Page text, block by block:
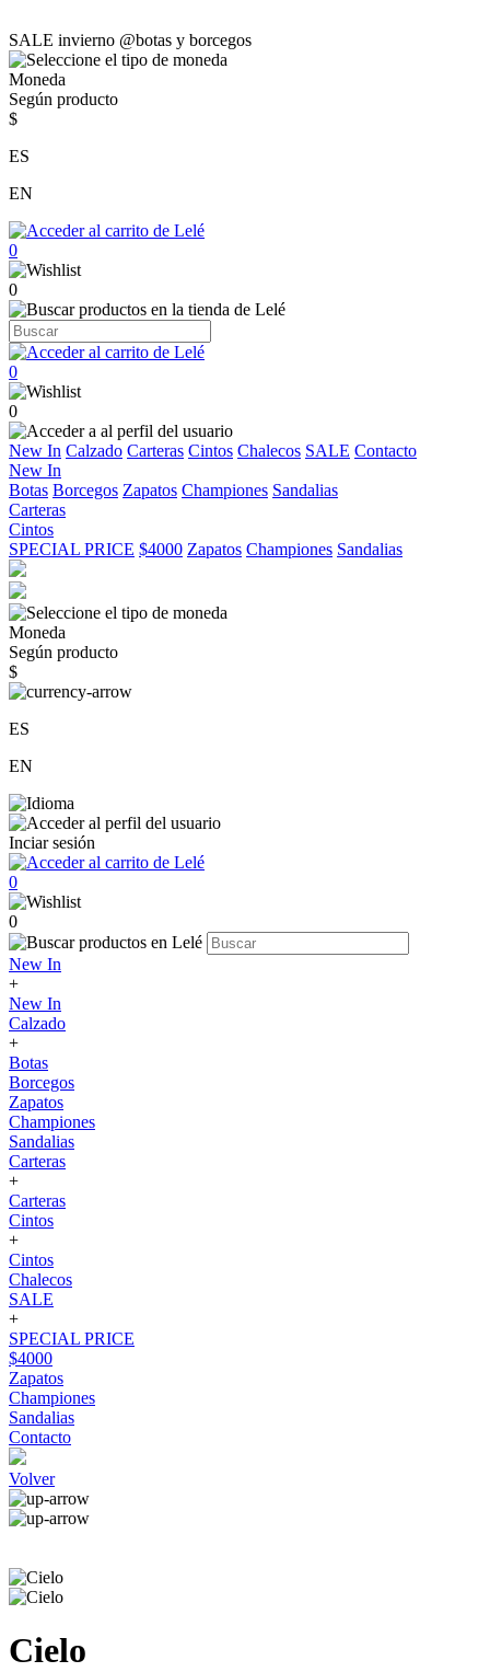
SALE invierno @botas y borcegos
Moneda
Según producto
$
ES
EN
0
0
0
0
New In Calzado Carteras Cintos Chalecos SALE Contacto
New In
Botas Borcegos Zapatos Championes Sandalias
Carteras
Cintos
SPECIAL PRICE $4000 Zapatos Championes Sandalias
Moneda
Según producto
$
ES
EN
Inciar sesión
0
0
New In
+
New In
Calzado
+
Botas
Borcegos
Zapatos
Championes
Sandalias
Carteras
+
Carteras
Cintos
+
Cintos
Chalecos
SALE
+
SPECIAL PRICE
$4000
Zapatos
Championes
Sandalias
Contacto
Volver
Cielo